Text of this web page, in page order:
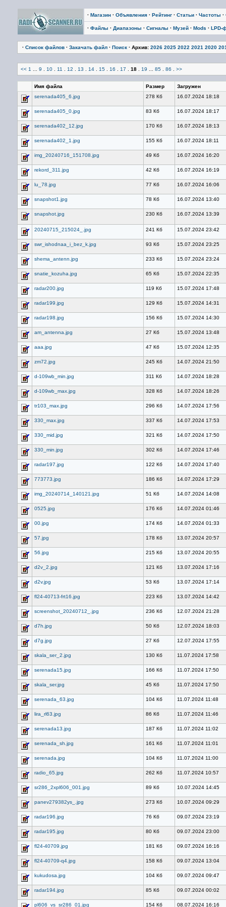
· Магазин · Объявления · Рейтинг · Статьи · Частоты ·
· Файлы · Диапазоны · Сигналы · Музей · Mods · LPD-
· Список файлов · Закачать файл · Поиск · Архив: 2026 2025 2022 2021 2020
<< 1 9 10 11 12 13 14 15 16 17 18 19 85 86 >>
Имя файла Размер
Загружен
serenada405_6.jpg
278 Кб 16.07.2024 18:18
serenada405_0.jpg 83 Кб 16.07.2024 18:17
serenada402_12.jpg 170 Кб 16.07.2024 18:13
serenada402_1.jpg 155 Кб 16.07.2024 18:11
img_20240716_151708.jpg 49 Кб 16.07.2024 16:20
rekord_311.jpg 42 Кб 16.07.2024 16:19
lu_78.jpg 77 Кб 16.07.2024 16:06
snapshot1.jpg 78 Кб 16.07.2024 13:40
snapshot.jpg 230 Кб 16.07.2024 13:39
20240715_215024_.jpg 241 Кб 15.07.2024 23:42
swr_ishodnaa_i_bez_k.jpg 93 Кб 15.07.2024 23:25
shema_antenn.jpg 233 Кб 15.07.2024 23:24
snatie_kozuha.jpg 65 Кб 15.07.2024 22:35
radar200.jpg 119 Кб 15.07.2024 17:48
radar199.jpg 129 Кб 15.07.2024 14:31
radar198.jpg 156 Кб 15.07.2024 14:30
am_antenna.jpg 27 Кб 15.07.2024 13:48
aaa.jpg 47 Кб 15.07.2024 12:35
zm72.jpg 245 Кб 14.07.2024 21:50
d-109wb_min.jpg 311 Кб 14.07.2024 18:28
d-109wb_max.jpg 328 Кб 14.07.2024 18:26
tr103_max.jpg 296 Кб 14.07.2024 17:56
330_max.jpg 337 Кб 14.07.2024 17:53
330_mid.jpg 321 Кб 14.07.2024 17:50
330_min.jpg 302 Кб 14.07.2024 17:46
radar197.jpg 122 Кб 14.07.2024 17:40
773773.jpg 186 Кб 14.07.2024 17:29
img_20240714_140121.jpg 51 Кб 14.07.2024 14:08
0525.jpg 176 Кб 14.07.2024 01:46
00.jpg 174 Кб 14.07.2024 01:33
57.jpg 178 Кб 13.07.2024 20:57
56.jpg 215 Кб 13.07.2024 20:55
d2v_2.jpg 121 Кб 13.07.2024 17:16
d2v.jpg 53 Кб 13.07.2024 17:14
fl24-40713-frt16.jpg 223 Кб 13.07.2024 14:42
screenshot_20240712_.jpg 236 Кб 12.07.2024 21:28
d7h.jpg 50 Кб 12.07.2024 18:03
d7g.jpg 27 Кб 12.07.2024 17:55
skala_ser_2.jpg 130 Кб 11.07.2024 17:58
serenada15.jpg 166 Кб 11.07.2024 17:50
skala_ser.jpg 45 Кб 11.07.2024 17:50
serenada_63.jpg 104 Кб 11.07.2024 11:48
lira_rl63.jpg 86 Кб 11.07.2024 11:46
serenada13.jpg 187 Кб 11.07.2024 11:02
serenada_sh.jpg 161 Кб 11.07.2024 11:01
serenada.jpg 104 Кб 11.07.2024 11:00
radio_65.jpg 262 Кб 11.07.2024 10:57
sr286_2xpl606_001.jpg 89 Кб 10.07.2024 14:45
panev279382ys_.jpg 273 Кб 10.07.2024 09:29
radar196.jpg 76 Кб 09.07.2024 23:19
radar195.jpg 80 Кб 09.07.2024 23:00
fl24-40709.jpg 181 Кб 09.07.2024 16:16
fl24-40709-q4.jpg 158 Кб 09.07.2024 13:04
kukudosa.jpg 104 Кб 09.07.2024 09:47
radar194.jpg 85 Кб 09.07.2024 00:02
pl606_vs_sr286_01.jpg 154 Кб 08.07.2024 16:16